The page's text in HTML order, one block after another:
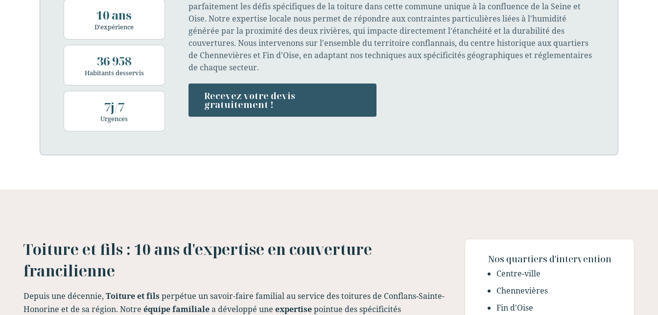
10 ans
D'expérience
36 958
Habitants desservis
7j/7
Urgences
parfaitement les défis spécifiques de la toiture dans cette commune unique à la confluence de la Seine et
Oise. Notre expertise locale nous permet de répondre aux contraintes particulières liées à l'humidité
générée par la proximité des deux rivières, qui impacte directement l'étanchéité et la durabilité des
couvertures. Nous intervenons sur l'ensemble du territoire conflannais, du centre historique aux quartiers
de Chennevières et Fin d'Oise, en adaptant nos techniques aux spécificités géographiques et réglementaires
de chaque secteur.
Recevez votre devis
gratuitement !
Toiture et fils : 10 ans d'expertise en couverture
francilienne
Depuis une décennie, Toiture et fils perpétue un savoir-faire familial au service des toitures de Conflans-Sainte-
Honorine et de sa région. Notre équipe familialea développé une expertisepointue des spécificités
Nos quartiers d'intervention
Centre-ville
Chennevières
Fin d'Oise